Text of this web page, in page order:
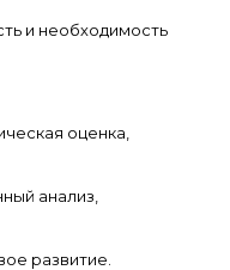
и необходимость
оценка,
анализ,
развитие.